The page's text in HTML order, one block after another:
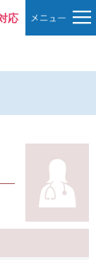
応